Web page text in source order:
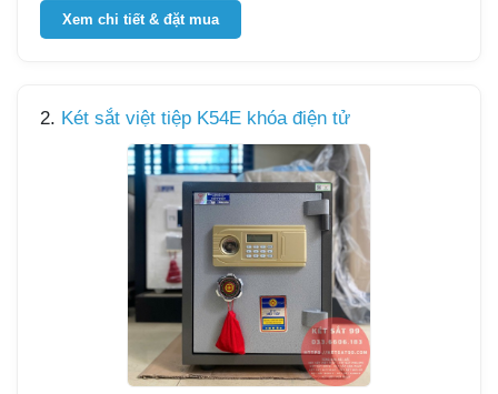
Xem chi tiết & đặt mua
2. Két sắt việt tiệp K54E khóa điện tử